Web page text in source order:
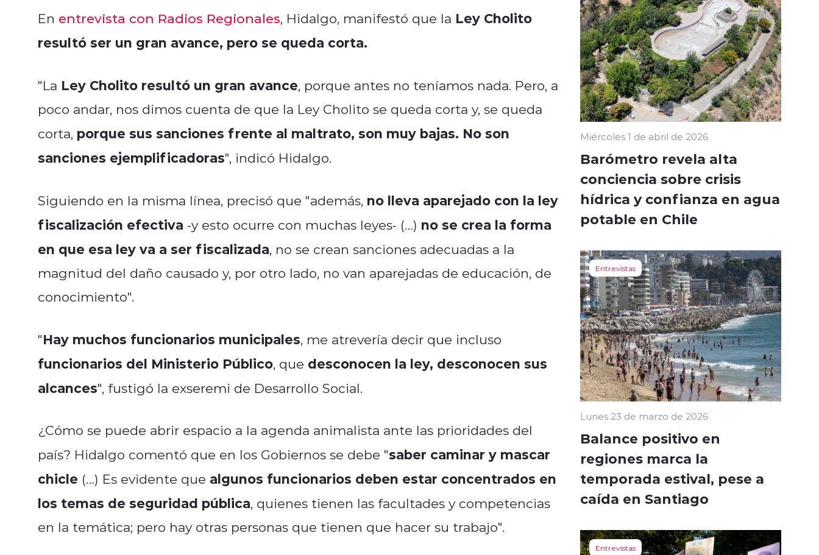
En entrevista con Radios Regionales, Hidalgo, manifestó que la Ley Cholito
resultó ser un gran avance, pero se queda corta.
"La Ley Cholito resultó un gran avance, porque antes no teníamos nada. Pero, a
poco andar, nos dimos cuenta de que la Ley Cholito se queda corta y, se queda
corta, porque sus sanciones frente al maltrato, son muy bajas. No son
sanciones ejemplificadoras", indicó Hidalgo.
Siguiendo en la misma línea, precisó que "además, no lleva aparejado con la ley
fiscalización efectiva -y esto ocurre con muchas leyes- (…) no se crea la forma
en que esa ley va a ser fiscalizada, no se crean sanciones adecuadas a la
magnitud del daño causado y, por otro lado, no van aparejadas de educación, de
conocimiento".
"Hay muchos funcionarios municipales, me atrevería decir que incluso
funcionarios del Ministerio Público, que desconocen la ley, desconocen sus
alcances", fustigó la exseremi de Desarrollo Social.
¿Cómo se puede abrir espacio a la agenda animalista ante las prioridades del
país? Hidalgo comentó que en los Gobiernos se debe "saber caminar y mascar
chicle (…) Es evidente que algunos funcionarios deben estar concentrados en
los temas de seguridad pública, quienes tienen las facultades y competencias
en la temática; pero hay otras personas que tienen que hacer su trabajo".
Miércoles 1 de abril de 2026
Barómetro revela alta
conciencia sobre crisis
hídrica y confianza en agua
potable en Chile
Entrevistas
Lunes 23 de marzo de 2026
Balance positivo en
regiones marca la
temporada estival, pese a
caída en Santiago
Entrevistas